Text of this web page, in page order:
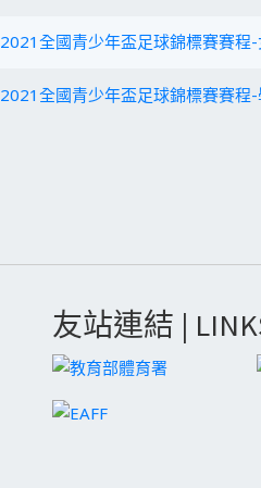
2021全國青少年盃足球錦標賽賽
2021全國青少年盃足球錦標賽賽
友站連結 |